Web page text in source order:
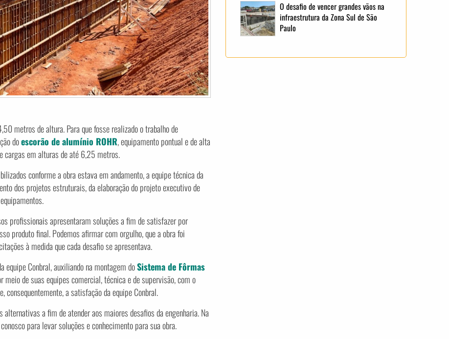
metros de altura. Para que fosse realizado o trabalho de
doescorão de alumínio ROHR, equipamento pontual e de alta
cargas em alturas de até 6,25 metros.
conforme a obra estava em andamento, a equipe técnica da
dos projetos estruturais, da elaboração do projeto executivo de
profissionais apresentaram soluções a fim de satisfazer por
produto final. Podemos afirmar com orgulho, que a obra foi
à medida que cada desafio se apresentava.
equipe Conbral, auxiliando na montagem doSistema de Fôrmas
de suas equipes comercial, técnica e de supervisão, com o
consequentemente, a satisfação da equipe Conbral.
a fim de atender aos maiores desafios da engenharia. Na
para levar soluções e conhecimento para sua obra.
O desafio de vencer grandes vãos na
infraestrutura da Zona Sul de São
Paulo